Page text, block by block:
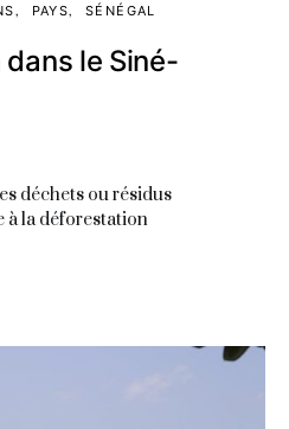
PAYS SÉNÉGAL
le Siné-
déchets ou résidus
à la déforestation